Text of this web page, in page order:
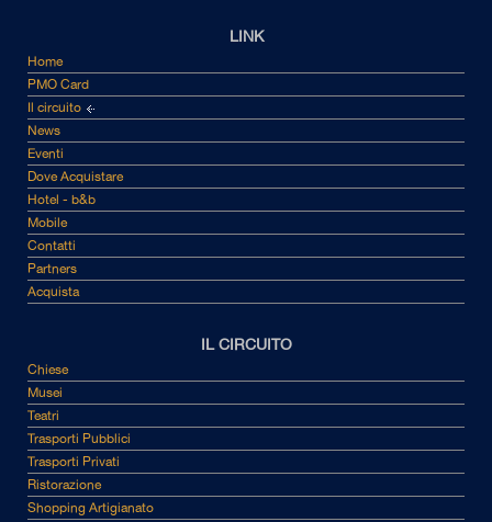
LINK
Home
PMO Card
Il circuito
News
Eventi
Dove Acquistare
Hotel - b&b
Mobile
Contatti
Partners
Acquista
IL CIRCUITO
Chiese
Musei
Teatri
Trasporti Pubblici
Trasporti Privati
Ristorazione
Shopping Artigianato